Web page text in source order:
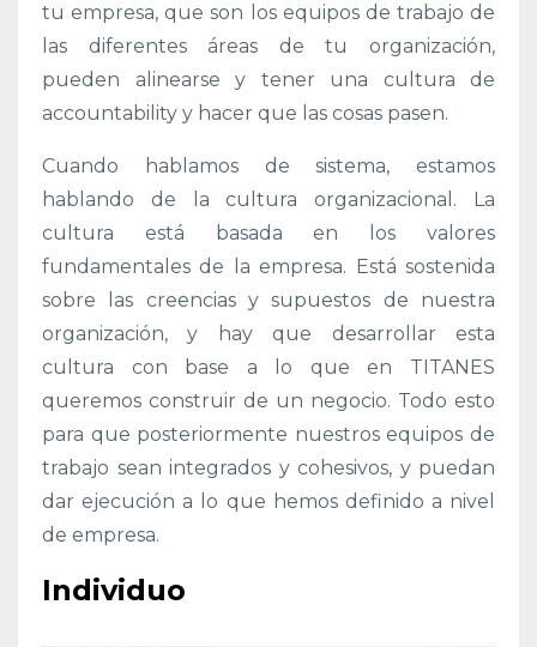
tu empresa, que son los equipos de trabajo de
las diferentes áreas de tu organización,
pueden alinearse y tener una cultura de
accountability y hacer que las cosas pasen.
Cuando hablamos de sistema, estamos
hablando de la cultura organizacional. La
cultura está basada en los valores
fundamentales de la empresa. Está sostenida
sobre las creencias y supuestos de nuestra
organización, y hay que desarrollar esta
cultura con base a lo que en TITANES
queremos construir de un negocio. Todo esto
para que posteriormente nuestros equipos de
trabajo sean integrados y cohesivos, y puedan
dar ejecución a lo que hemos definido a nivel
de empresa.
Individuo